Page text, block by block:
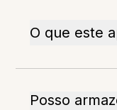
O que este
Posso